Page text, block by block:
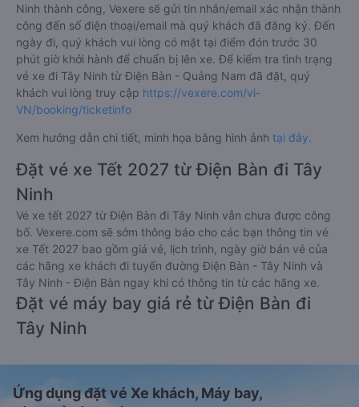
Ninh thành công, Vexere sẽ gửi tin nhắn/email xác nhận thành
công đến số điện thoại/email mà quý khách đã đăng ký. Đến
ngày đi, quý khách vui lòng có mặt tại điểm đón trước 30
phút giờ khởi hành để chuẩn bị lên xe. Để kiểm tra tình trạng
vé xe đi Tây Ninh từ Điện Bàn - Quảng Nam đã đặt, quý
khách vui lòng truy cập https://vexere.com/vi-
VN/booking/ticketinfo
Xem hướng dẫn chi tiết, minh họa bằng hình ảnh tại đây.
Đặt vé xe Tết 2027 từ Điện Bàn đi Tây
Ninh
Vé xe tết 2027 từ Điện Bàn đi Tây Ninh vẫn chưa được công
bố. Vexere.com sẽ sớm thông báo cho các bạn thông tin vé
xe Tết 2027 bao gồm giá vé, lịch trình, ngày giờ bán vé của
các hãng xe khách đi tuyến đường Điện Bàn - Tây Ninh và
Tây Ninh - Điện Bàn ngay khi có thông tin từ các hãng xe.
Đặt vé máy bay giá rẻ từ Điện Bàn đi
Tây Ninh
Ứng dụng đặt vé Xe khách, Máy bay,